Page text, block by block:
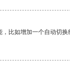
比如增加一个自动切换